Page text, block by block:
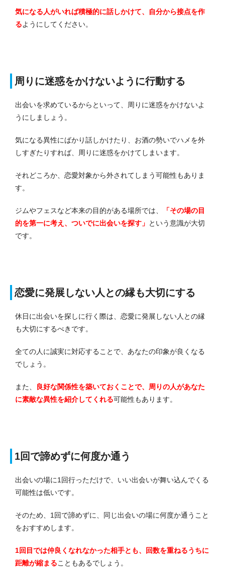
気になる人がいれば積極的に話しかけて、自分から接点を作
るようにしてください。
周りに迷惑をかけないように行動する
出会いを求めているからといって、周りに迷惑をかけないよ
うにしましょう。
気になる異性にばかり話しかけたり、お酒の勢いでハメを外
しすぎたりすれば、周りに迷惑をかけてしまいます。
それどころか、恋愛対象から外されてしまう可能性もありま
す。
ジムやフェスなど本来の目的がある場所では、
「その場の目
的を第一に考え、ついでに出会いを探す」 という意識が大切
です。
恋愛に発展しない人との縁も大切にする
休日に出会いを探しに行く際は、恋愛に発展しない人との縁
も大切にするべきです。
全ての人に誠実に対応することで、あなたの印象が良くなる
でしょう。
また、
良好な関係性を築いておくことで、周りの人があなた
に素敵な異性を紹介してくれる可能性もあります。
1回で諦めずに何度か通う
出会いの場に1回行っただけで、いい出会いが舞い込んでくる
可能性は低いです。
そのため、1回で諦めずに、同じ出会いの場に何度か通うこと
をおすすめします。
1回目では仲良くなれなかった相手とも、回数を重ねるうちに
距離が縮まることもあるでしょう。